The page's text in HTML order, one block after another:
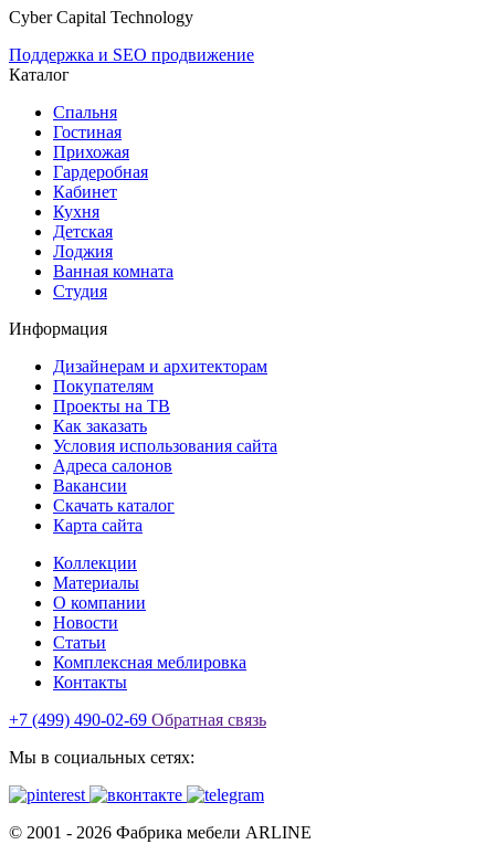
Cyber Capital Technology
Поддержка и SEO продвижение
Каталог
Спальня
Гостиная
Прихожая
Гардеробная
Кабинет
Кухня
Детская
Лоджия
Ванная комната
Студия
Информация
Дизайнерам и архитекторам
Покупателям
Проекты на ТВ
Как заказать
Условия использования сайта
Адреса салонов
Вакансии
Скачать каталог
Карта сайта
Коллекции
Материалы
О компании
Новости
Статьи
Комплексная меблировка
Контакты
+7 (499) 490-02-69 Обратная связь
Мы в социальных сетях:
© 2001 - 2026 Фабрика мебели ARLINE